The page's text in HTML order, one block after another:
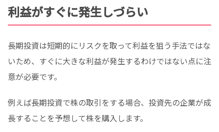
利益がすぐに発生しづらい
長期投資は短期的にリスクを取って利益を狙う手法ではな
いため、すぐに大きな利益が発生するわけではない点に注
意が必要です。
例えば長期投資で株の取引をする場合、投資先の企業が成
長することを予想して株を購入します。